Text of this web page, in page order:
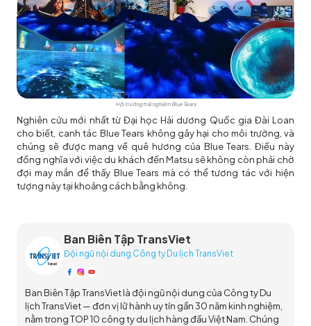
Hội trường trải nghiệm Blue Tears
Nghiên cứu mới nhất từ Đại học Hải dương Quốc gia Đài Loan
cho biết, canh tác Blue Tears không gây hại cho môi trường, và
chúng sẽ được mang về quê hương của Blue Tears. Điều này
đồng nghĩa với việc du khách đến Matsu sẽ không còn phải chờ
đợi may mắn để thấy Blue Tears mà có thể tương tác với hiện
tượng này tại khoảng cách bằng không.
Ban Biên Tập TransViet
Đội ngũ nội dung Công ty Du lịch TransViet
Ban Biên Tập TransViet là đội ngũ nội dung của Công ty Du
lịch TransViet — đơn vị lữ hành uy tín gần 30 năm kinh nghiệm,
nằm trong TOP 10 công ty du lịch hàng đầu Việt Nam. Chúng